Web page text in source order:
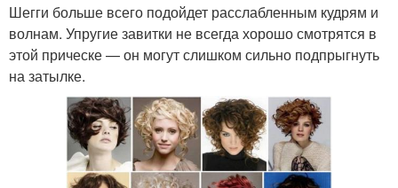
Шегги больше всего подойдет расслабленным кудрям и
волнам. Упругие завитки не всегда хорошо смотрятся в
этой прическе — он могут слишком сильно подпрыгнуть
на затылке.